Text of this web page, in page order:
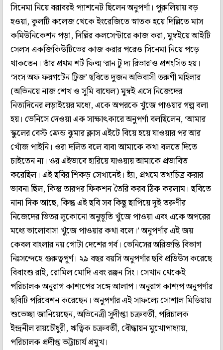
সিনেমা নিয়ে বরাবরই প্যাশনেট ছিলেন অনুপর্ণা। পুরুলিয়ায় বড়
হওয়া, কুলটি কলেজ থেকে ইংরেজিতে স্নাতক হয়ে দিল্লিতে মাস
কমিউনিকেশন পড়া, দিল্লির কলসেন্টারে কাজ করা, মুম্বইয়ে আইটি
সেলস একজিকিউটিভের কাজ করার পরেও সিনেমা নিয়ে পড়ে
থাকতেন। তাঁর প্রথম শর্ট ফিল্ম ‘রান টু দ্য রিভার’ও প্রশংসিত হয়।
‘সংস অফ ফরগটেন ট্রিজ’ ছবিতে দুজন অভিবাসী তরুণী মহিলার
(অভিনয়ে নাজ শেখ ও সুমি বাঘেল) মুম্বই এসে নিজেদের
নিত্যদিনের লড়াইয়ের মধ্যে, একে অপরকে খুঁজে পাওয়ার গল্প বলা
হয়। ভেনিসে দেওয়া এক সাক্ষাৎকারে অনুপর্ণা বলছিলেন, ‘আমার
স্কুলের বেস্ট ফ্রেন্ড ঝুমার ক্লাস এইটে বিয়ে হয়ে যাওয়ার পর আর
খোঁজ পাইনি। ওরা দলিত বলে বাবা আমাকে কথা বলতে দিতে
চাইতেন না। ওর এইভাবে হারিয়ে যাওয়ায় আমাকে প্রভাবিত
করেছিল। এই ছবির শিকড় সেখানেই। হ্যাঁ, প্রথমে তথ্যচিত্র করার
ভাবনা ছিল, কিন্তু তারপর ফিকশন তৈরি করব ঠিক করলাম। ছবিতে
নানা দিক আছে, কিন্তু এই ছবি সব কিছু ছাপিয়ে দুই তরুণীর
নিজেদের ভিতর লুকোনো অনুভূতি খুঁজে পাওয়া এবং একে অপরের
মধ্যে ভালোবাসা খুঁজে পাওয়ার কথা বলে।’ অনুপর্ণার এই জয়
কেবল বাংলার নয় গোটা দেশের গর্ব। ভেনিসের অরিজন্তি বিভাগ
নিঃসন্দেহে গুরুত্বপূর্ণ। ২৯ বছর বয়সি অনুপর্ণার ছবি প্রডিউস করেছে
বিবাংশু রাই, রোমিল মোদি এবং রঞ্জন সিং। সেখান থেকেই
পরিচালক অনুরাগ কাশ্যপের সঙ্গে আলাপ। অনুরাগ কাশ্যপ অনুপর্ণার
ছবিটি পরিবেশন করেছেন। অনুপর্ণার এই সাফল্যে সোশাল মিডিয়ায়
শুভেচ্ছা জানিয়েছেন, অভিনেত্রী সুদীপ্তা চক্রবর্তী, পরিচালক
ইন্দ্রনীল রায়চৌধুরী, ঋত্বিক চক্রবর্তী, বৌদ্ধায়ন মুখোপাধ্যায়,
পরিচালক প্রদীপ্ত ভট্টাচার্য প্রমুখ।